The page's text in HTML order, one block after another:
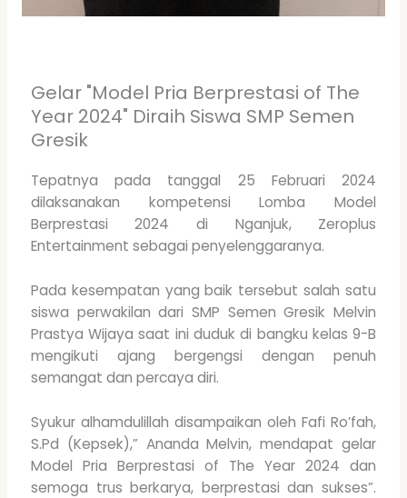
Gelar "Model Pria Berprestasi of The
Year 2024" Diraih Siswa SMP Semen
Gresik
Tepatnya pada tanggal 25 Februari 2024
dilaksanakan kompetensi Lomba Model
Berprestasi 2024 di Nganjuk, Zeroplus
Entertainment sebagai penyelenggaranya.
Pada kesempatan yang baik tersebut salah satu
siswa perwakilan dari SMP Semen Gresik Melvin
Prastya Wijaya saat ini duduk di bangku kelas 9-B
mengikuti ajang bergengsi dengan penuh
semangat dan percaya diri.
Syukur alhamdulillah disampaikan oleh Fafi Ro’fah,
S.Pd (Kepsek),” Ananda Melvin, mendapat gelar
Model Pria Berprestasi of The Year 2024 dan
semoga trus berkarya, berprestasi dan sukses”.